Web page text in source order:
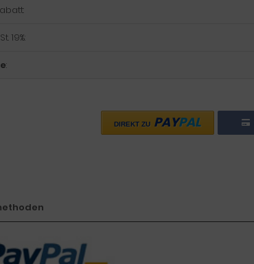
19%:
:
DIREKT ZU PAYPAL